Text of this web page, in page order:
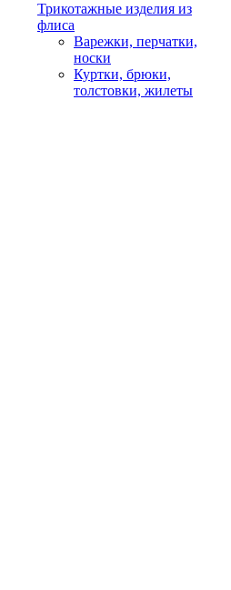
Трикотажные изделия из
флиса
Варежки, перчатки,
носки
Куртки, брюки,
толстовки, жилеты